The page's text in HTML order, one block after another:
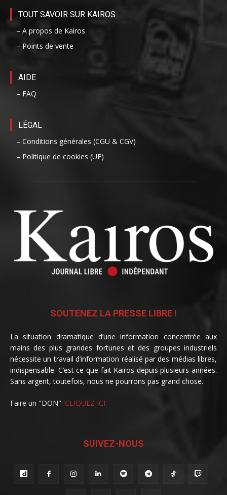
TOUT SAVOIR SUR KAIROS
– A propos de Kairos
– Points de vente
AIDE
– FAQ
LÉGAL
– Conditions générales (CGU & CGV)
– Politique de cookies (UE)
SOUTENEZ LA PRESSE LIBRE !
La situation dramatique d’une information concentrée aux
mains des plus grandes fortunes et des groupes industriels
nécessite un travail d’information réalisé par des médias libres,
indispensable. C’est ce que fait Kairos depuis plusieurs années.
Sans argent, toutefois, nous ne pourrons pas grand chose.
Faire un "DON": CLIQUEZ ICI
SUIVEZ-NOUS